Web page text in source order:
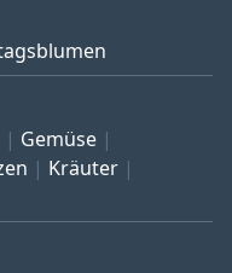
Gemüse
Kräuter